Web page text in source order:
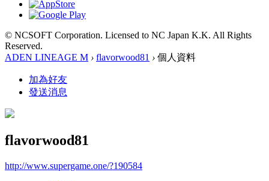
© NCSOFT Corporation. Licensed to NC Japan K.K. All Rights
Reserved.
ADEN LINEAGE M › flavorwood81 › 個人資料
加為好友
發送消息
flavorwood81
http://www.supergame.one/?190584